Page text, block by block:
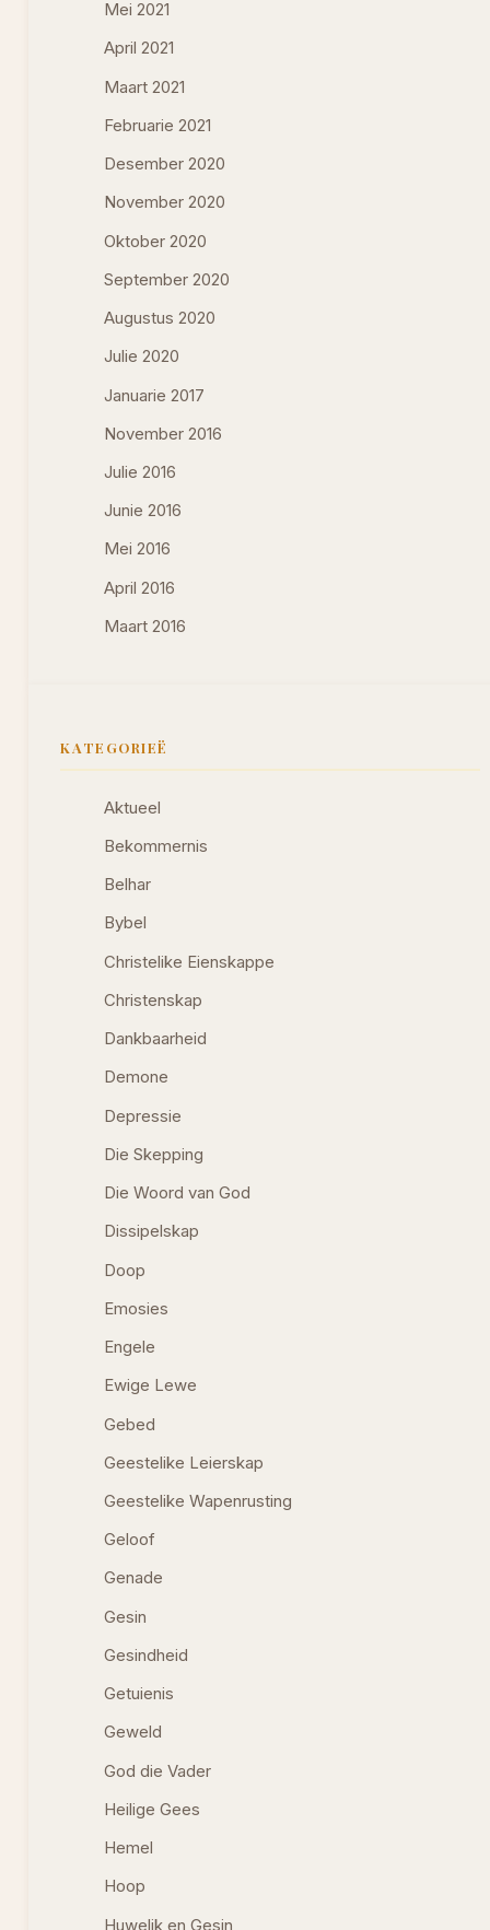
Mei 2021
April 2021
Maart 2021
Februarie 2021
Desember 2020
November 2020
Oktober 2020
September 2020
Augustus 2020
Julie 2020
Januarie 2017
November 2016
Julie 2016
Junie 2016
Mei 2016
April 2016
Maart 2016
KATEGORIEË
Aktueel
Bekommernis
Belhar
Bybel
Christelike Eienskappe
Christenskap
Dankbaarheid
Demone
Depressie
Die Skepping
Die Woord van God
Dissipelskap
Doop
Emosies
Engele
Ewige Lewe
Gebed
Geestelike Leierskap
Geestelike Wapenrusting
Geloof
Genade
Gesin
Gesindheid
Getuienis
Geweld
God die Vader
Heilige Gees
Hemel
Hoop
Huwelik en Gesin